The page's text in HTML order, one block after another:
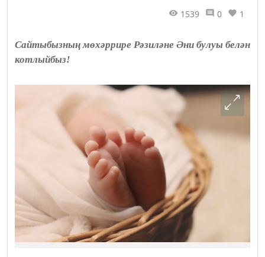
1539 0 1
Сайтыбызның мөхәррире Рәзиләне Әни булуы белән
котлыйбыз!